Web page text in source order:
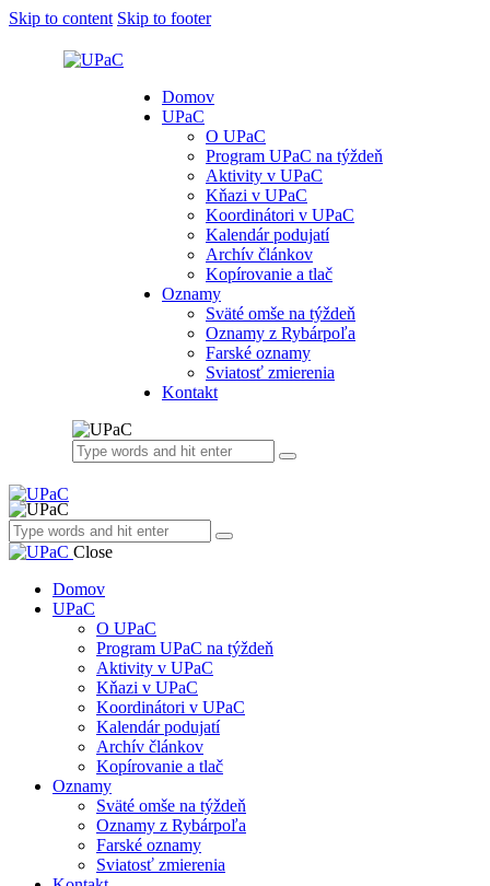
Skip to content Skip to footer
Domov
UPaC
O UPaC
Program UPaC na týždeň
Aktivity v UPaC
Kňazi v UPaC
Koordinátori v UPaC
Kalendár podujatí
Archív článkov
Kopírovanie a tlač
Oznamy
Sväté omše na týždeň
Oznamy z Rybárpoľa
Farské oznamy
Sviatosť zmierenia
Kontakt
Close
Domov
UPaC
O UPaC
Program UPaC na týždeň
Aktivity v UPaC
Kňazi v UPaC
Koordinátori v UPaC
Kalendár podujatí
Archív článkov
Kopírovanie a tlač
Oznamy
Sväté omše na týždeň
Oznamy z Rybárpoľa
Farské oznamy
Sviatosť zmierenia